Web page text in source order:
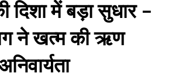
दिशा में बड़ा सुधार –
ने खत्म की ऋण